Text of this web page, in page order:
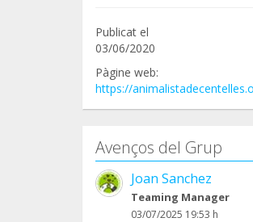
Publicat el
03/06/2020
Pàgine web:
https://
Avenços del Grup
Joan Sanchez
Teaming Manager
03/07/2025 19:53 h